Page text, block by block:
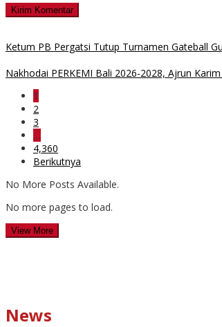
Ketum PB Pergatsi Tutup Turnamen Gateball
Nakhodai PERKEMI Bali 2026-2028, Ajrun
1
2
3
…
4,360
Berikutnya
No More Posts Available.
No more pages to load.
View More
News